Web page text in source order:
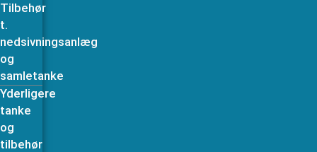
Tilbehør
t.
nedsivningsanlæg
og
samletanke
Yderligere
tanke
og
tilbehør